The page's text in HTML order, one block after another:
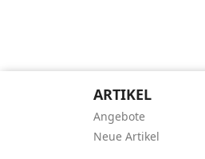
ARTIKEL
Angebote
Neue Artikel